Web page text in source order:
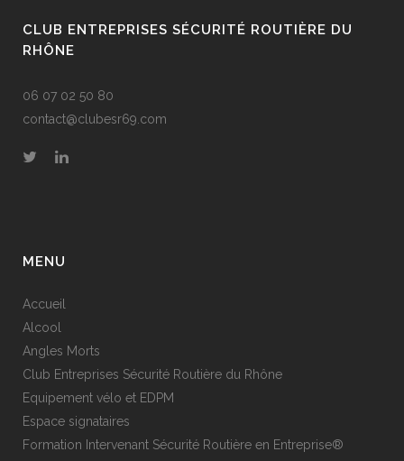
CLUB ENTREPRISES SÉCURITÉ ROUTIÈRE DU
RHÔNE
06 07 02 50 80
contact@clubesr69.com
MENU
Accueil
Alcool
Angles Morts
Club Entreprises Sécurité Routière du Rhône
Equipement vélo et EDPM
Espace signataires
Formation Intervenant Sécurité Routière en Entreprise®